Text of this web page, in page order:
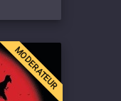
MODERATEUR